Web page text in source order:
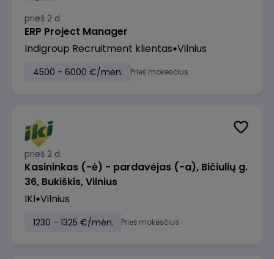
prieš 2 d.
ERP Project Manager
Indigroup Recruitment klientas Vilnius
4500 - 6000 €/mėn. Prieš mokesčius
prieš 2 d.
Kasininkas (-ė) - pardavėjas (-a), Bičiulių g.
36, Bukiškis, Vilnius
IKI Vilnius
1230 - 1325 €/mėn. Prieš mokesčius